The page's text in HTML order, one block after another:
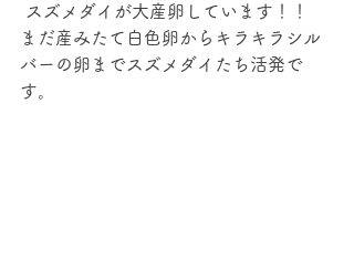
スズメダイが大産卵しています！！
まだ産みたて白色卵からキラキラシル
バーの卵までスズメダイたち活発で
す。